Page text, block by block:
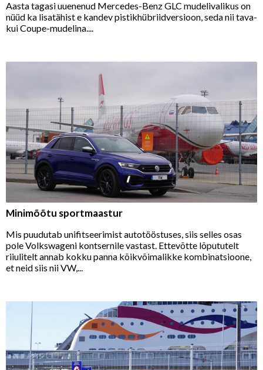
Aasta tagasi uuenenud Mercedes-Benz GLC mudelivalikus on
nüüd ka lisatähist e kandev pistikhübriidversioon, seda nii tava-
kui Coupe-mudelina....
Minimõõtu sportmaastur
Mis puudutab unifitseerimist autotööstuses, siis selles osas
pole Volkswageni kontsernile vastast. Ettevõtte lõpututelt
riiulitelt annab kokku panna kõikvõimalikke kombinatsioone,
et neid siis nii VW,...